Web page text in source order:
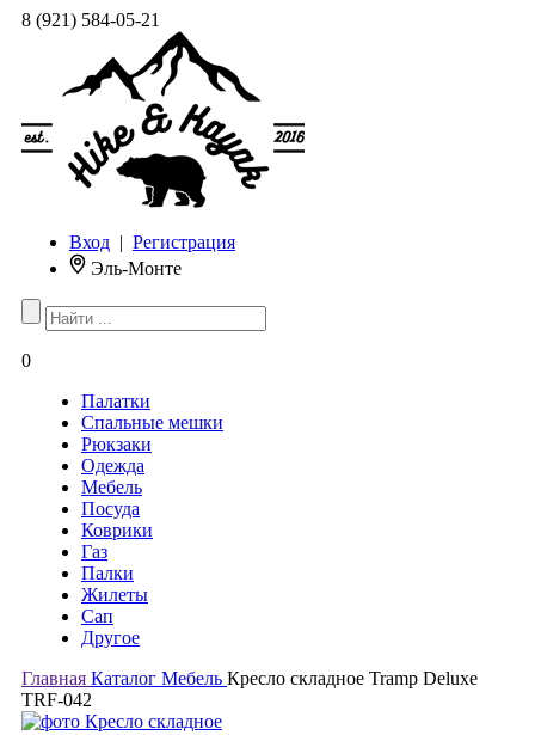
8 (921) 584-05-21
Вход | Регистрация
Эль-Монте
0
Палатки
Спальные мешки
Рюкзаки
Одежда
Мебель
Посуда
Коврики
Газ
Палки
Жилеты
Сап
Другое
Главная Каталог Мебель Кресло складное Tramp Deluxe
TRF-042